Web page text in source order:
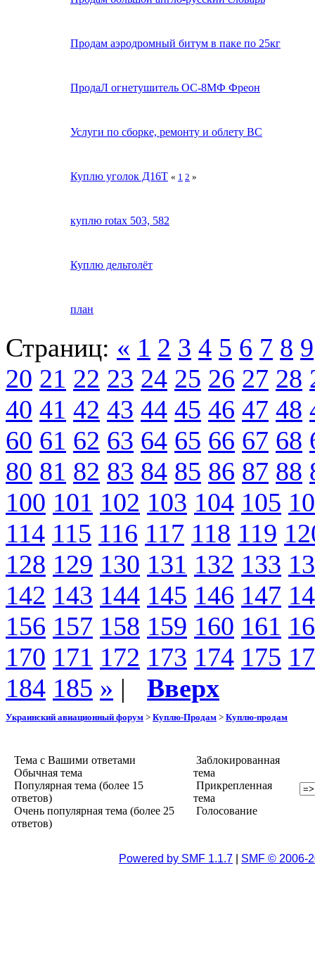
Продам аэродромный битум в паке по 25кг
ПродаЛ огнетушитель ОС-8МФ Фреон
Услуги по сборке, ремонту и облету ВС
Куплю уголок Д16Т « 1 2 »
куплю rotax 503, 582
Куплю дельтолёт
план
Страниц: « 1 2 3 4 5 6 7 8 9
20 21 22 23 24 25 26 27 28
40 41 42 43 44 45 46 47 48
60 61 62 63 64 65 66 67 68
80 81 82 83 84 85 86 87 88
100 101 102 103 104 105
114 115 116 117 118 119
128 129 130 131 132 133
142 143 144 145 146 147
156 157 158 159 160 161
170 171 172 173 174 175
184 185 » | Вверх
Украинский авиационный форум > Куплю-Продам > Куплю-продам
Тема с Вашими ответами
Обычная тема
Популярная тема (более 15
ответов)
Очень популярная тема (более 25
ответов)
Заблокированная
тема
Прикрепленная
тема
Голосование
Powered by SMF 1.1.7 SMF © 2006-